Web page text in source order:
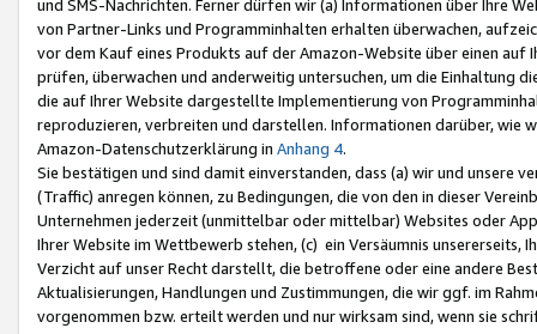
und SMS-Nachrichten. Ferner dürfen wir (a) Informationen über Ihre
von Partner-Links und Programminhalten erhalten überwachen,
vor dem Kauf eines Produkts auf der Amazon-Website über einen
prüfen, überwachen und anderweitig untersuchen, um die Einhaltung
die auf Ihrer Website dargestellte Implementierung von
reproduzieren, verbreiten und darstellen. Informationen darüber, wie
Amazon-Datenschutzerklärung in Anhang 4.
Sie bestätigen und sind damit einverstanden, dass (a) wir und
(Traffic) anregen können, zu Bedingungen, die von den in dieser
Unternehmen jederzeit (unmittelbar oder mittelbar) Websites oder
Ihrer Website im Wettbewerb stehen, (c) ein Versäumnis unsererseits,
Verzicht auf unser Recht darstellt, die betroffene oder eine andere
Aktualisierungen, Handlungen und Zustimmungen, die wir ggf. im
vorgenommen bzw. erteilt werden und nur wirksam sind, wenn sie